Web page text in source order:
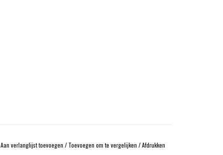
Aan verlanglijst toevoegen / Toevoegen om te vergelijken /Afdrukken